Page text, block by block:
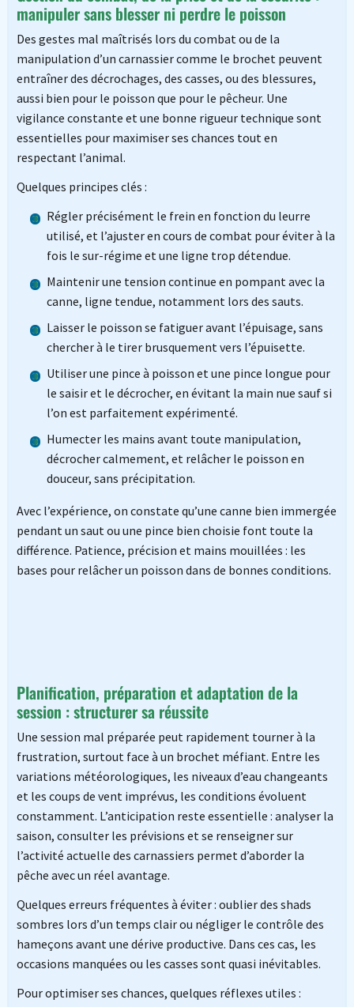
manipuler sans blesser ni perdre le poisson
Des gestes mal maîtrisés lors du combat ou de la
manipulation d’un carnassier comme le brochet peuvent
entraîner des décrochages, des casses, ou des blessures,
aussi bien pour le poisson que pour le pêcheur. Une
vigilance constante et une bonne rigueur technique sont
essentielles pour maximiser ses chances tout en
respectant l’animal.
Quelques principes clés :
Régler précisément le frein en fonction du leurre
utilisé, et l’ajuster en cours de combat pour éviter à la
fois le sur-régime et une ligne trop détendue.
Maintenir une tension continue en pompant avec la
canne, ligne tendue, notamment lors des sauts.
Laisser le poisson se fatiguer avant l’épuisage, sans
chercher à le tirer brusquement vers l’épuisette.
Utiliser une pince à poisson et une pince longue pour
le saisir et le décrocher, en évitant la main nue sauf si
l’on est parfaitement expérimenté.
Humecter les mains avant toute manipulation,
décrocher calmement, et relâcher le poisson en
douceur, sans précipitation.
Avec l’expérience, on constate qu’une canne bien immergée
pendant un saut ou une pince bien choisie font toute la
différence. Patience, précision et mains mouillées : les
bases pour relâcher un poisson dans de bonnes conditions.
Planification, préparation et adaptation de la
session : structurer sa réussite
Une session mal préparée peut rapidement tourner à la
frustration, surtout face à un brochet méfiant. Entre les
variations météorologiques, les niveaux d’eau changeants
et les coups de vent imprévus, les conditions évoluent
constamment. L’anticipation reste essentielle : analyser la
saison, consulter les prévisions et se renseigner sur
l’activité actuelle des carnassiers permet d’aborder la
pêche avec un réel avantage.
Quelques erreurs fréquentes à éviter : oublier des shads
sombres lors d’un temps clair ou négliger le contrôle des
hameçons avant une dérive productive. Dans ces cas, les
occasions manquées ou les casses sont quasi inévitables.
Pour optimiser ses chances, quelques réflexes utiles :